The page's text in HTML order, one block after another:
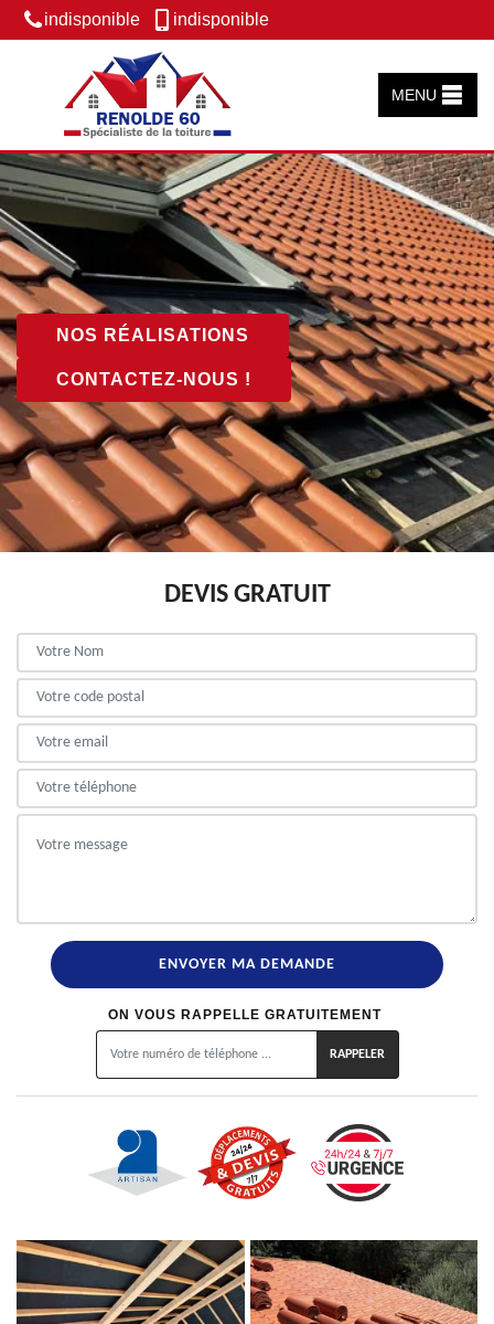
indisponible indisponible
MENU
NOS RÉALISATIONS
CONTACTEZ-NOUS !
DEVIS GRATUIT
ON VOUS RAPPELLE GRATUITEMENT